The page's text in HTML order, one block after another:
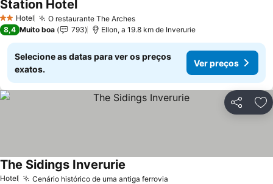
2 Estrelas
Hotel O restaurante The Arches
Station Hotel
8,4 Muito boa 793 Ellon, a 19.8 km de Inverurie
Selecione as datas para ver os preços
exatos.
Ver preços
Partilhar
Hotel Cenário histórico de uma antiga ferrovia
The Sidings Inverurie